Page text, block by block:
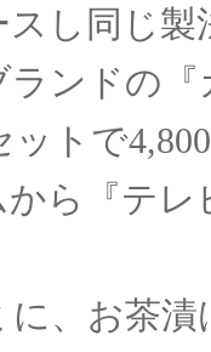
し同じ
ランドの
ットで
ら『テ
、お茶